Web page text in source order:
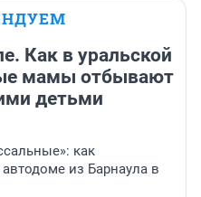
Как в уральской
мамы отбывают
детьми
как
из Барнаула в